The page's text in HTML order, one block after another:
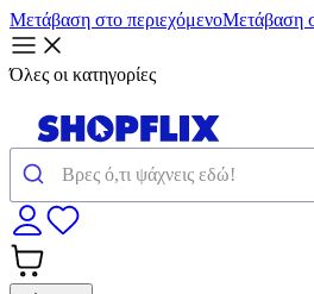
Μετάβαση στο περιεχόμενοΜετάβαση
Όλες οι κατηγορίες